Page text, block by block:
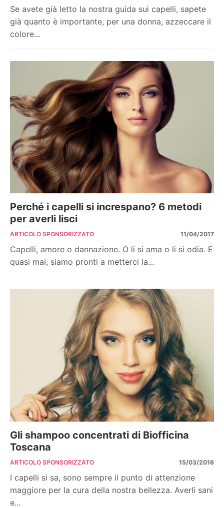
Se avete già letto la nostra guida sui capelli, sapete
già quanto è importante, per una donna, azzeccare il
colore...
Perché i capelli si increspano? 6 metodi
per averli lisci
ARTICOLO SPONSORIZZATO 11/04/2017
Capelli, amore o dannazione. O li si ama o li si odia. E
quasi mai, siamo pronti a metterci la...
Gli shampoo concentrati di Biofficina
Toscana
ARTICOLO SPONSORIZZATO 15/03/2016
I capelli si sa, sono sempre il punto di attenzione
maggiore per la cura della nostra bellezza. Averli sani
e...